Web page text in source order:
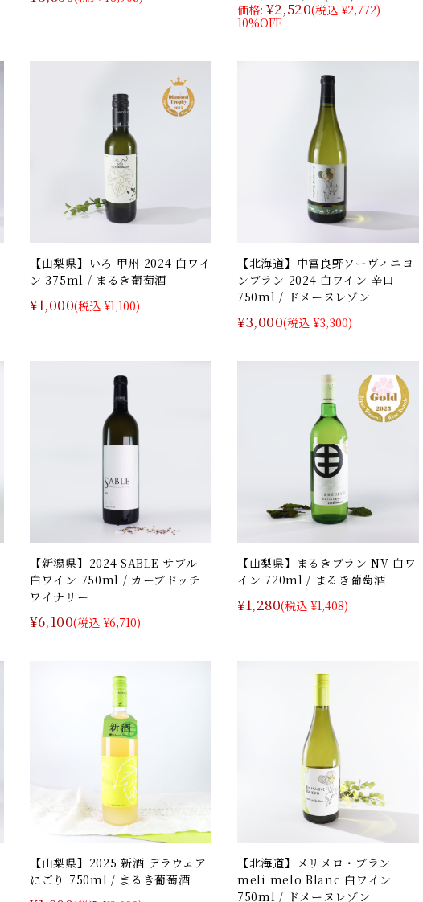
価格: ¥2,520(税込 ¥2,772)
10%OFF
【山梨県】いろ 甲州 2024 白ワイ
ン 375ml / まるき葡萄酒
¥1,000(税込 ¥1,100)
【北海道】中富良野ソーヴィニヨ
ンブラン 2024 白ワイン 辛口
750ml / ドメーヌレゾン
¥3,000(税込 ¥3,300)
【新潟県】2024 SABLE サブル
白ワイン 750ml / カーブドッチ
ワイナリー
¥6,100(税込 ¥6,710)
【山梨県】まるきブラン NV 白ワ
イン 720ml / まるき葡萄酒
¥1,280(税込 ¥1,408)
【山梨県】2025 新酒 デラウェア
にごり 750ml / まるき葡萄酒
【北海道】メリメロ・ブラン
meli melo Blanc 白ワイン
750ml / ドメーヌレゾン